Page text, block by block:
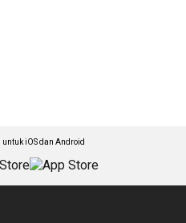
iOS dan Android